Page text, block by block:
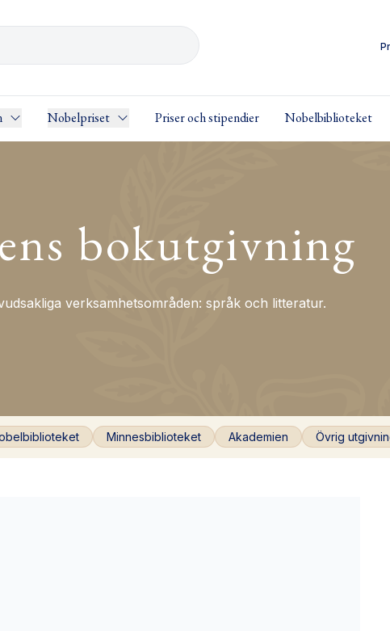
Nobelpriset Priser och stipendier Nobelbiblioteket
bokutgivning
verksamhetsområden: språk och litteratur.
Minnesbiblioteket Akademien Övrig